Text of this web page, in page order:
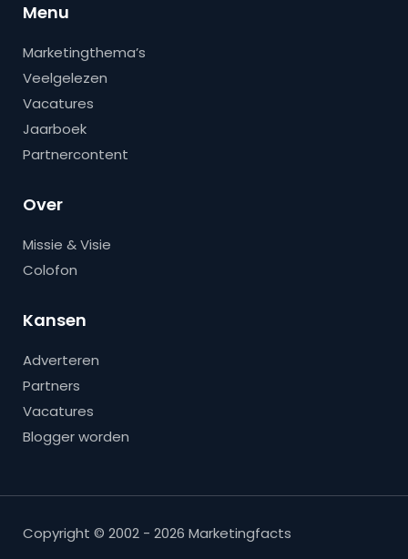
Menu
Marketingthema’s
Veelgelezen
Vacatures
Jaarboek
Partnercontent
Over
Missie & Visie
Colofon
Kansen
Adverteren
Partners
Vacatures
Blogger worden
Copyright © 2002 - 2026 Marketingfacts